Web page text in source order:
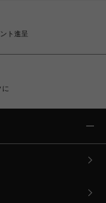
ト進呈
に